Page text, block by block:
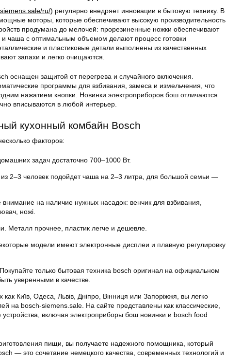
ru/) регулярно внедряет инновации в бытовую технику. В
моторы, которые обеспечивают высокую производительность
продумана до мелочей: прорезиненные ножки обеспечивают
и чаша с оптимальным объемом делают процесс готовки
и пластиковые детали выполнены из качественных
запахи и легко очищаются.
оснащен защитой от перегрева и случайного включения.
программы для взбивания, замеса и измельчения, что
нажатием кнопки. Новинки электроприборов бош отличаются
вписываются в любой интерьер.
кухонный комбайн Bosch
факторов:
задач достаточно 700–1000 Вт.
2–3 человек подойдет чаша на 2–3 литра, для большой семьи —
на наличие нужных насадок: венчик для взбивания,
ножі.
Металл прочнее, пластик легче и дешевле.
модели имеют электронные дисплеи и плавную регулировку
только бытовая техника bosch оригинал на официальном
уверенными в качестве.
как Київ, Одеса, Львів, Дніпро, Вінниця или Запоріжжя, вы легко
на bosch-siemens.sale. На сайте представлены как классические,
включая электроприборы бош новинки и bosch food
пищи, вы получаете надежного помощника, который
— это сочетание немецкого качества, современных технологий и